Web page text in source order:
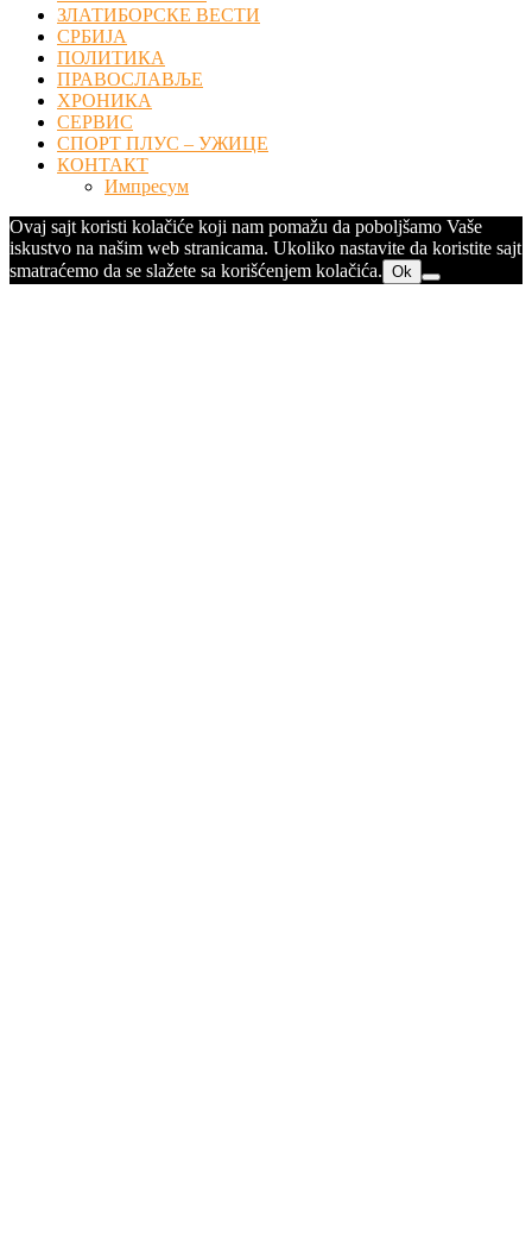
ЗЛАТИБОРСКЕ ВЕСТИ
СРБИЈА
ПОЛИТИКА
ПРАВОСЛАВЉЕ
ХРОНИКА
СЕРВИС
СПОРТ ПЛУС – УЖИЦЕ
КОНТАКТ
Импресум
Ovaj sajt koristi kolačiće koji nam pomažu da poboljšamo Vaše
iskustvo na našim web stranicama. Ukoliko nastavite da koristite sajt
smatraćemo da se slažete sa korišćenjem kolačića. Ok